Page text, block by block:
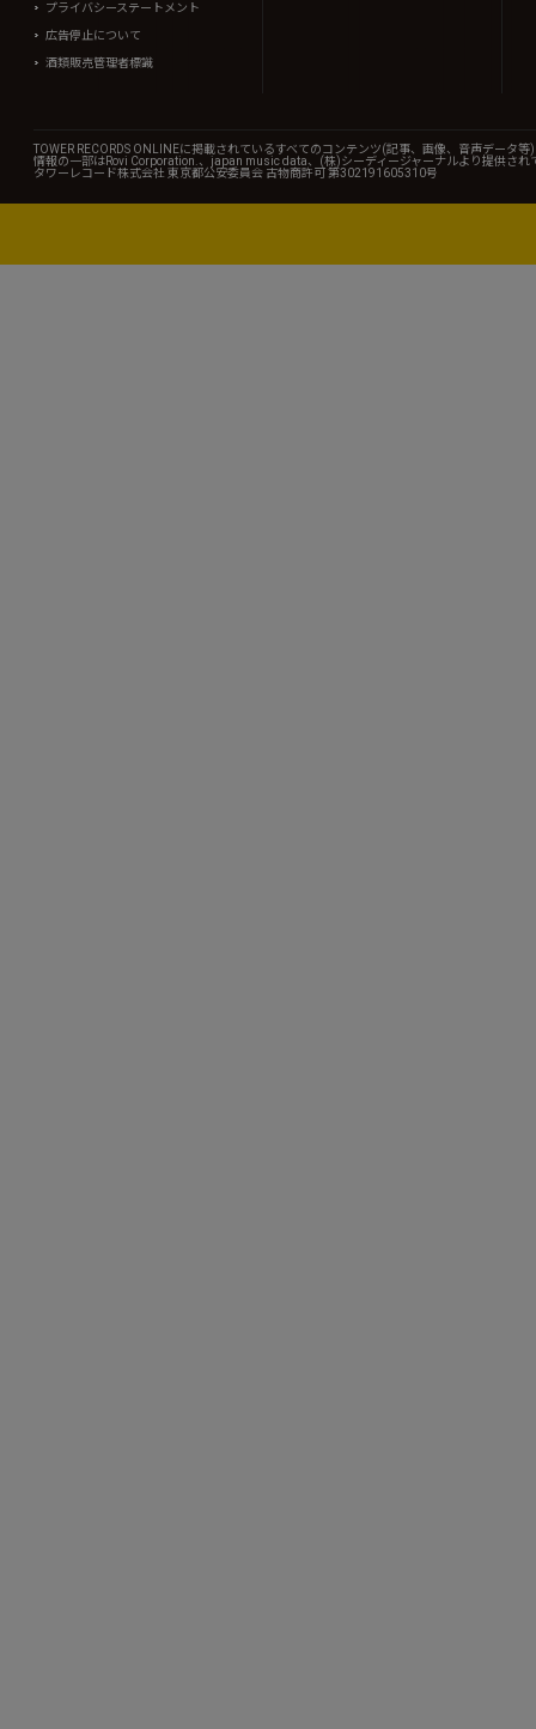
プライバシーステートメント
広告停止について
酒類販売管理者標識
TOWER RECORDS ONLINEに掲載されているすべてのコンテンツ(記事、画像、音声データ
情報の一部はRovi Corporation.、japan music data、(株)シーディージャーナルより提供され
タワーレコード株式会社 東京都公安委員会 古物商許可 第302191605310号